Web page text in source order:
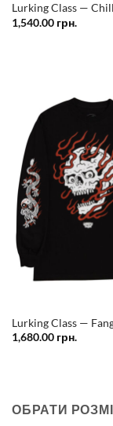
Lurking Class —
1,540.00 грн.
Lurking Class —
1,680.00 грн.
ОБРАТИ